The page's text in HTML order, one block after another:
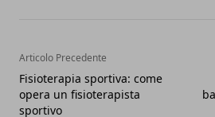
Articolo Precedente
Fisioterapia sportiva: come
opera un fisioterapista
sportivo